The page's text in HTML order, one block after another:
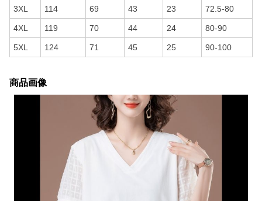
3XL 114 69 43 23 72.5-80
4XL 119 70 44 24 80-90
5XL 124 71 45 25 90-100
商品画像